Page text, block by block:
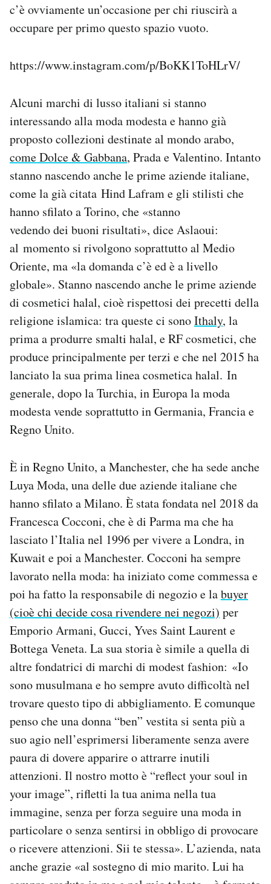
c’è ovviamente un’occasione per chi riuscirà a
occupare per primo questo spazio vuoto.
https://www.instagram.com/p/BoKK1ToHLrV/
Alcuni marchi di lusso italiani si stanno
interessando alla moda modesta e hanno già
proposto collezioni destinate al mondo arabo,
come Dolce & Gabbana, Prada e Valentino. Intanto
stanno nascendo anche le prime aziende italiane,
come la già citata Hind Lafram e gli stilisti che
hanno sfilato a Torino, che «stanno
vedendo dei buoni risultati», dice Aslaoui:
al momento si rivolgono soprattutto al Medio
Oriente, ma «la domanda c’è ed è a livello
globale». Stanno nascendo anche le prime aziende
di cosmetici halal, cioè rispettosi dei precetti della
religione islamica: tra queste ci sonoIthaly, la
prima a produrre smalti halal, e RF cosmetici, che
produce principalmente per terzi e che nel 2015 ha
lanciato la sua prima linea cosmetica halal. In
generale, dopo la Turchia, in Europa la moda
modesta vende soprattutto in Germania, Francia e
Regno Unito.
È in Regno Unito, a Manchester, che ha sede anche
Luya Moda, una delle due aziende italiane che
hanno sfilato a Milano. È stata fondata nel 2018 da
Francesca Cocconi, che è di Parma ma che ha
lasciato l’Italia nel 1996 per vivere a Londra, in
Kuwait e poi a Manchester. Cocconi ha sempre
lavorato nella moda: ha iniziato come commessa e
poi ha fatto la responsabile di negozio e labuyer
(cioè chi decide cosa rivendere nei negozi) per
Emporio Armani, Gucci, Yves Saint Laurent e
Bottega Veneta. La sua storia è simile a quella di
altre fondatrici di marchi di modest fashion: «Io
sono musulmana e ho sempre avuto difficoltà nel
trovare questo tipo di abbigliamento. E comunque
penso che una donna “ben” vestita si senta più a
suo agio nell’esprimersi liberamente senza avere
paura di dovere apparire o attrarre inutili
attenzioni. Il nostro motto è “reflect your soul in
your image”, rifletti la tua anima nella tua
immagine, senza per forza seguire una moda in
particolare o senza sentirsi in obbligo di provocare
o ricevere attenzioni. Sii te stessa». L’azienda, nata
anche grazie «al sostegno di mio marito. Lui ha